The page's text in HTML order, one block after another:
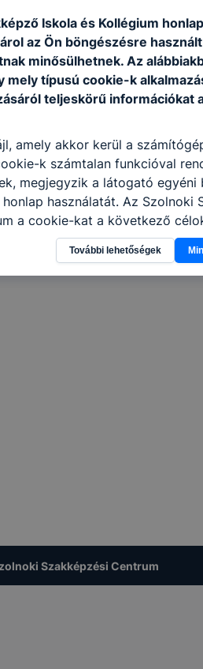
Szakképzési Centrum
Iskola és Kollégium
az Ön böngészésre
minősülhetnek. Az
típusú cookie-k
teljeskörű információkat
amely akkor kerül a
k számtalan funkcióval
megjegyzik a látogató egyéni
használatát. Az Szolnoki
a cookie-kat a következő
kapcsolatban, hogyan használja
a honlap melyik részeit
hogyan biztosítsunk Önnek
További lehetőségek